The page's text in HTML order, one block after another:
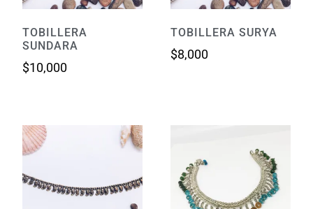
TOBILLERA
SUNDARA
$10,000
TOBILLERA SURYA
$8,000